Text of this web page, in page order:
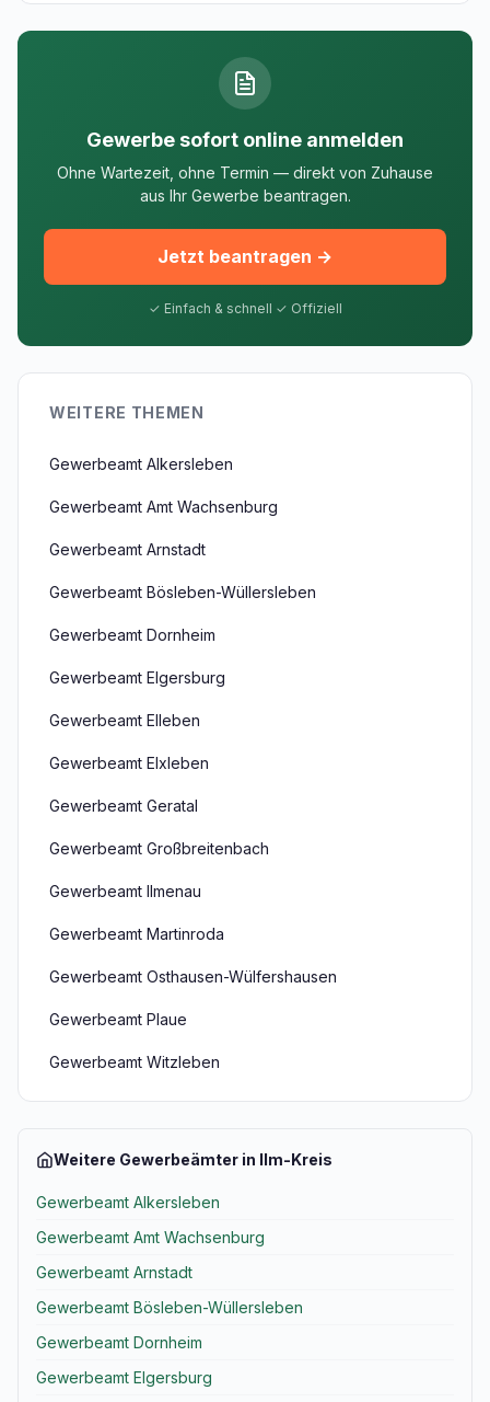
Gewerbe sofort online anmelden
Ohne Wartezeit, ohne Termin — direkt von Zuhause
aus Ihr Gewerbe beantragen.
Jetzt beantragen →
✓ Einfach & schnell ✓ Offiziell
WEITERE THEMEN
Gewerbeamt Alkersleben
Gewerbeamt Amt Wachsenburg
Gewerbeamt Arnstadt
Gewerbeamt Bösleben-Wüllersleben
Gewerbeamt Dornheim
Gewerbeamt Elgersburg
Gewerbeamt Elleben
Gewerbeamt Elxleben
Gewerbeamt Geratal
Gewerbeamt Großbreitenbach
Gewerbeamt Ilmenau
Gewerbeamt Martinroda
Gewerbeamt Osthausen-Wülfershausen
Gewerbeamt Plaue
Gewerbeamt Witzleben
Weitere Gewerbeämter in Ilm-Kreis
Gewerbeamt Alkersleben
Gewerbeamt Amt Wachsenburg
Gewerbeamt Arnstadt
Gewerbeamt Bösleben-Wüllersleben
Gewerbeamt Dornheim
Gewerbeamt Elgersburg